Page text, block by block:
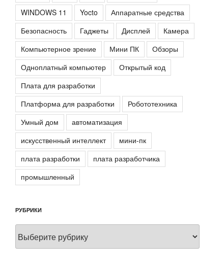
WINDOWS 11
Yocto
Аппаратные средства
Безопасность
Гаджеты Дисплей
Камера
Компьютерное зрение
Мини ПК
Обзоры
Одноплатный компьютер
Открытый код
Плата для разработки
Платформа для разработки
Робототехника
Умный дом
автоматизация
искусственный интеллект
мини-пк
плата разработки
плата разработчика
промышленный
РУБРИКИ
Рубрики